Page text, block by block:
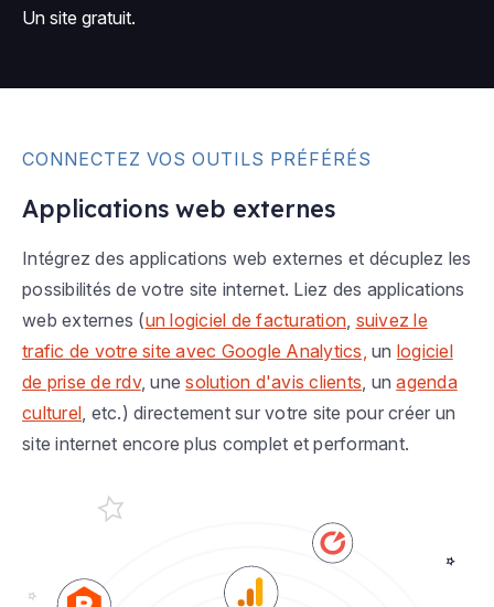
Un site gratuit.
CONNECTEZ VOS OUTILS PRÉFÉRÉS
Applications web externes
Intégrez des applications web externes et décuplez les
possibilités de votre site internet. Liez des applications
web externes (un logiciel de facturation, suivez le
trafic de votre site avec Google Analytics, un logiciel
de prise de rdv, unesolution d'avis clients, unagenda
culturel, etc.) directement sur votre site pour créer un
site internet encore plus complet et performant.